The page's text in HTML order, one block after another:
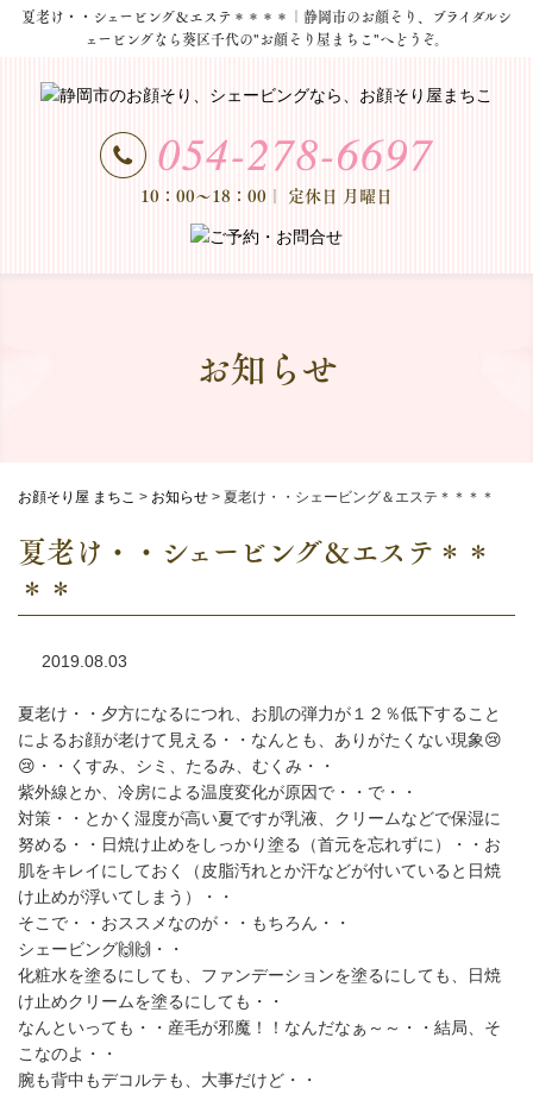
夏老け・・シェービング＆エステ＊＊＊＊｜静岡市のお顔そり、ブライダルシ
ェービングなら葵区千代の"お顔そり屋まちこ"へどうぞ。
10：00～18：00 ｜ 定休日 月曜日
お知らせ
お顔そり屋 まちこ > お知らせ > 夏老け・・シェービング＆エステ＊＊＊＊
夏老け・・シェービング＆エステ＊＊
＊＊
2019.08.03
夏老け・・夕方になるにつれ、お肌の弾力が１２％低下すること
によるお顔が老けて見える・・なんとも、ありがたくない現象😢
😢・・くすみ、シミ、たるみ、むくみ・・
紫外線とか、冷房による温度変化が原因で・・で・・
対策・・とかく湿度が高い夏ですが乳液、クリームなどで保湿に
努める・・日焼け止めをしっかり塗る（首元を忘れずに）・・お
肌をキレイにしておく（皮脂汚れとか汗などが付いていると日焼
け止めが浮いてしまう）・・
そこで・・おススメなのが・・もちろん・・
シェービング🙌🙌・・
化粧水を塗るにしても、ファンデーションを塗るにしても、日焼
け止めクリームを塗るにしても・・
なんといっても・・産毛が邪魔！！なんだなぁ～～・・結局、そ
こなのよ・・
腕も背中もデコルテも、大事だけど・・